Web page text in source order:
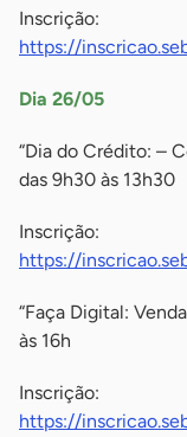
Inscrição:
https://
Dia 26/05
“Dia do Crédito: –
das 9h30 às 13h30
Inscrição:
https://
“Faça Digital:
às 16h
Inscrição:
https://